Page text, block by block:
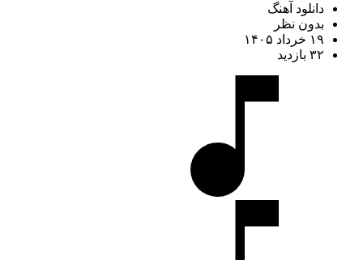
دانلود آهنگ
بدون نظر
۱۹ خرداد ۱۴۰۵
۳۲ بازدید